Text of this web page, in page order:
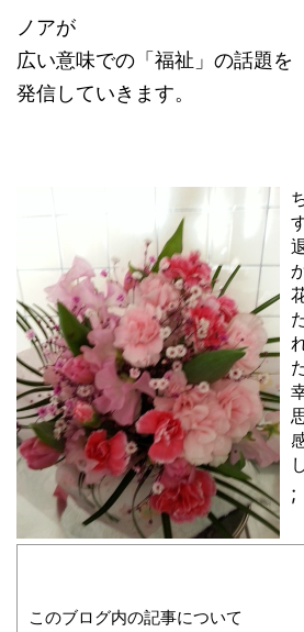
ノアが
広い意味での「福祉」の話題を
発信していきます。
;
このブログ内の記事について